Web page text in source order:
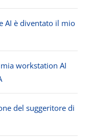
AI è diventato il mio
workstation AI
del suggeritore di